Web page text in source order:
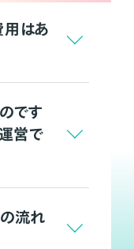
はあ
です
営で
流れ